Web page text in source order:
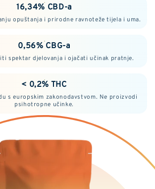
16,34% CBD-a
opuštanja i prirodne ravnoteže tijela i uma.
0,56% CBG-a
spektar djelovanja i ojačati učinak pratnje.
< 0,2% THC
s europskim zakonodavstvom. Ne proizvodi
psihotropne učinke.